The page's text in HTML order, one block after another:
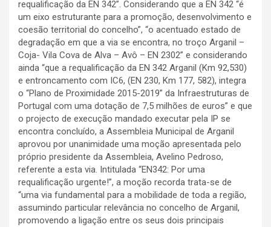
requalificação da EN 342”. Considerando que a EN 342 “é
um eixo estruturante para a promoção, desenvolvimento e
coesão territorial do concelho”, “o acentuado estado de
degradação em que a via se encontra, no troço Arganil –
Coja- Vila Cova de Alva – Avô – EN 2302” e considerando
ainda “que a requalificação da EN 342 Arganil (Km 92,530)
e entroncamento com IC6, (EN 230, Km 177, 582), integra
o “Plano de Proximidade 2015-2019” da Infraestruturas de
Portugal com uma dotação de 7,5 milhões de euros” e que
o projecto de execução mandado executar pela IP se
encontra concluído, a Assembleia Municipal de Arganil
aprovou por unanimidade uma moção apresentada pelo
próprio presidente da Assembleia, Avelino Pedroso,
referente a esta via. Intitulada “EN342: Por uma
requalificação urgente!”, a moção recorda trata-se de
“uma via fundamental para a mobilidade de toda a região,
assumindo particular relevância no concelho de Arganil,
promovendo a ligação entre os seus dois principais